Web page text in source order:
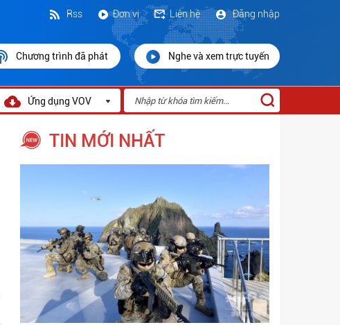
Đăng nhập
Liên hệ
Đơn vị
Rss
Chương trình đã phát Nghe và xem trực tuyến
Ứng dụng VOV
TIN MỚI NHẤT